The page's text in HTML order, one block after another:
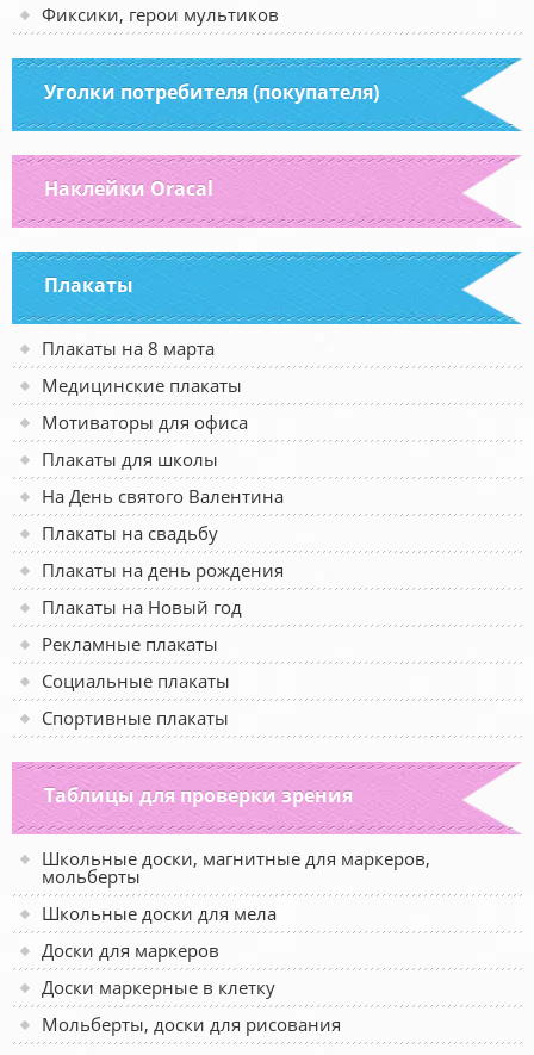
Фиксики, герои мультиков
Уголки потребителя (покупателя)
Наклейки Oracal
Плакаты
Плакаты на 8 марта
Медицинские плакаты
Мотиваторы для офиса
Плакаты для школы
На День святого Валентина
Плакаты на свадьбу
Плакаты на день рождения
Плакаты на Новый год
Рекламные плакаты
Социальные плакаты
Спортивные плакаты
Таблицы для проверки зрения
Школьные доски, магнитные для маркеров,
мольберты
Школьные доски для мела
Доски для маркеров
Доски маркерные в клетку
Мольберты, доски для рисования